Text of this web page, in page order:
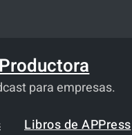
para empresas.
Libros de APPress